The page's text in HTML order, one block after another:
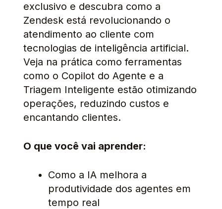
exclusivo e descubra como a
Zendesk está revolucionando o
atendimento ao cliente com
tecnologias de inteligência artificial.
Veja na prática como ferramentas
como o Copilot do Agente e a
Triagem Inteligente estão otimizando
operações, reduzindo custos e
encantando clientes.
O que você vai aprender:
Como a IA melhora a
produtividade dos agentes em
tempo real